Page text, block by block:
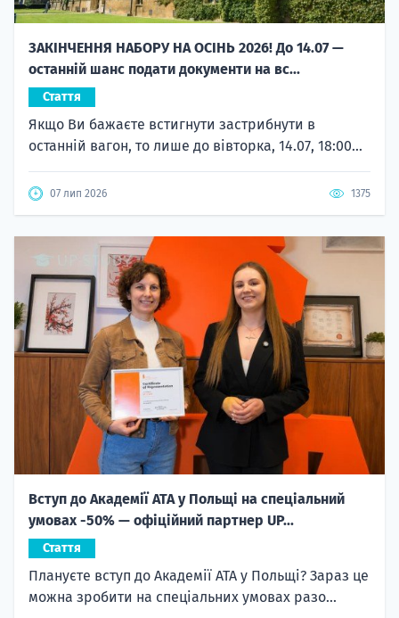
ЗАКІНЧЕННЯ НАБОРУ НА ОСІНЬ 2026! До 14.07 —
останній шанс подати документи на вс...
Стаття
Якщо Ви бажаєте встигнути застрибнути в
останній вагон, то лише до вівторка, 14.07, 18:00...
07 лип 2026 1375
Вступ до Академії ATA у Польщі на спеціальний
умовах -50% — офіційний партнер UP...
Стаття
Плануєте вступ до Академії ATA у Польщі? Зараз це
можна зробити на спеціальних умовах разо...